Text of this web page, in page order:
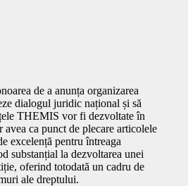
de a anunța organizarea
dialogul juridic național și să
THEMIS vor fi dezvoltate în
ca punct de plecare articolele
excelență pentru întreaga
substanțial la dezvoltarea unei
oferind totodată un cadru de
ale dreptului.